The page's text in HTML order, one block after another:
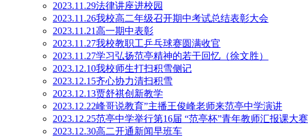
2023.11.29法律讲座进校园
2023.11.26我校高二年级召开期中考试总结表彰大会
2023.11.21高一期中表彰
2023.11.27我校教职工乒乓球赛圆满收官
2023.11.27学习弘扬范亭精神的若干回忆（徐文胜）
2023.12.10我校师生打扫积雪侧记
2023.12.15齐心协力清扫积雪
2023.12.13贾舒祺创新教学
2023.12.22峰哥说教育”主播王俊峰老师来范亭中学演讲
2023.12.25范亭中学举行第16届 “范亭杯”青年教师汇报课大赛
2023.12.30高二开通新闻早班车